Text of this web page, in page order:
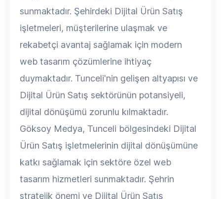
sunmaktadır. Şehirdeki Dijital Ürün Satış
işletmeleri, müşterilerine ulaşmak ve
rekabetçi avantaj sağlamak için modern
web tasarım çözümlerine ihtiyaç
duymaktadır. Tunceli'nin gelişen altyapısı ve
Dijital Ürün Satış sektörünün potansiyeli,
dijital dönüşümü zorunlu kılmaktadır.
Göksoy Medya, Tunceli bölgesindeki Dijital
Ürün Satış işletmelerinin dijital dönüşümüne
katkı sağlamak için sektöre özel web
tasarım hizmetleri sunmaktadır. Şehrin
stratejik önemi ve Dijital Ürün Satış